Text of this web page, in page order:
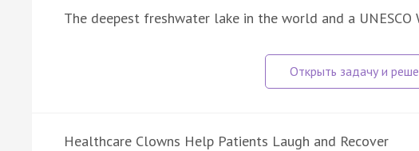
The deepest freshwater lake in the world and a
Healthcare Clowns Help Patients Laugh and Recover